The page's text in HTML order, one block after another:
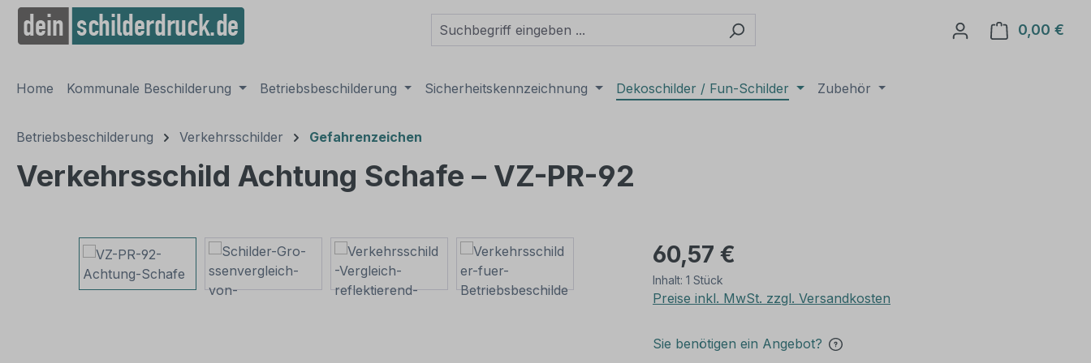
Zur Hauptnavigation springen
0,00 €
Home Kommunale Beschilderung Betriebsbeschilderung Sicherheitskennzeichnung Dekoschilder / Fun-Schilder Zubehör
Betriebsbeschilderung Verkehrsschilder Gefahrenzeichen
Verkehrsschild Achtung Schafe – VZ-PR-92
Bildergalerie überspringen 60,57 €
Inhalt: 1 Stück
Preise inkl. MwSt. zzgl. Versandkosten
Sie benötigen ein Angebot?